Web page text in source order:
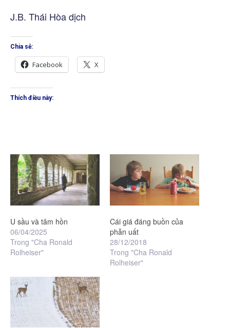
J.B. Thái Hòa dịch
Chia sẻ:
Facebook X
Thích điều này:
U sầu và tâm hồn
06/04/2025
Trong "Cha Ronald
Rolheiser"
Cái giá đáng buồn của
phẫn uất
28/12/2018
Trong "Cha Ronald
Rolheiser"